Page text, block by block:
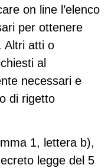
on line l’elenco
per ottenere
Altri atti o
al
necessari e
di rigetto
1, lettera b),
legge del 5